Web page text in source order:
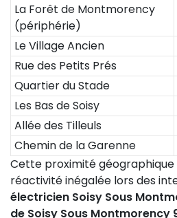
La Forêt de Montmorency
(périphérie)
Le Village Ancien
Rue des Petits Prés
Quartier du Stade
Les Bas de Soisy
Allée des Tilleuls
Chemin de la Garenne
Cette proximité
réactivité inégalée lors des
électricien Soisy Sous
de Soisy Sous Montmorency